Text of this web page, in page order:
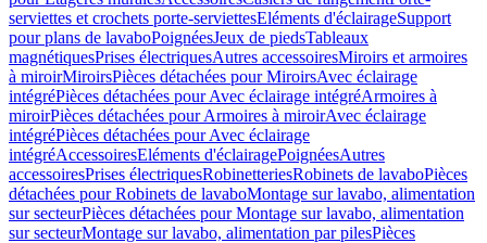
serviettes et crochets porte-serviettesEléments d'éclairageSupport
pour plans de lavaboPoignéesJeux de piedsTableaux
magnétiquesPrises électriquesAutres accessoiresMiroirs et armoires
à miroirMiroirsPièces détachées pour MiroirsAvec éclairage
intégréPièces détachées pour Avec éclairage intégréArmoires à
miroirPièces détachées pour Armoires à miroirAvec éclairage
intégréPièces détachées pour Avec éclairage
intégréAccessoiresEléments d'éclairagePoignéesAutres
accessoiresPrises électriquesRobinetteriesRobinets de lavaboPièces
détachées pour Robinets de lavaboMontage sur lavabo, alimentation
sur secteurPièces détachées pour Montage sur lavabo, alimentation
sur secteurMontage sur lavabo, alimentation par pilesPièces